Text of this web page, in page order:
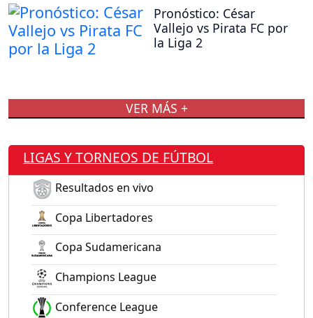
Pronóstico: César
Vallejo vs Pirata FC por
la Liga 2
VER MÁS +
LIGAS Y TORNEOS DE FÚTBOL
Resultados en vivo
Copa Libertadores
Copa Sudamericana
Champions League
Conference League